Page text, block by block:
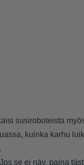
susiroboteista
kuinka karhu
se ei näy, paina